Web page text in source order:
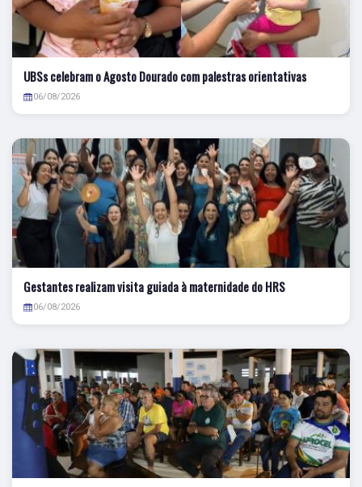
UBSs celebram o Agosto Dourado com palestras orientativas
06/08/2026
Gestantes realizam visita guiada à maternidade do HRS
06/08/2026